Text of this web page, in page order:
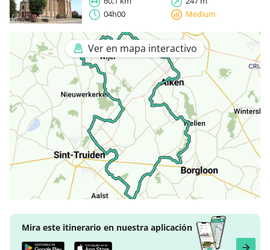
04h00
Medium
Ver en mapa interactivo
Mira este itinerario en nuestra aplicación